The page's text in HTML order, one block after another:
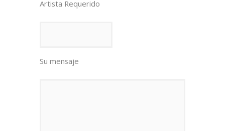
Artista Requerido
Su mensaje